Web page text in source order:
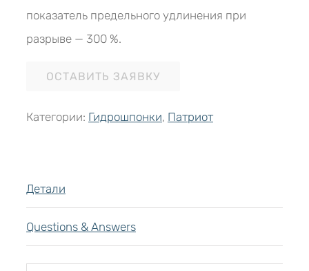
показатель предельного удлинения при
разрыве — 300 %.
ОСТАВИТЬ ЗАЯВКУ
Категории: Гидрошпонки, Патриот
Детали
Questions & Answers